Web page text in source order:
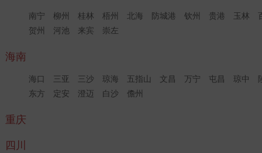
南宁 柳州 桂林 梧州 北海 防城港 钦州 贵港 玉林
贺州
河池 来宾 崇左
海南
海口 三亚 三沙 琼海 五指山 文昌 万宁 屯昌 琼中
东方
定安 澄迈 白沙 儋州
重庆
四川